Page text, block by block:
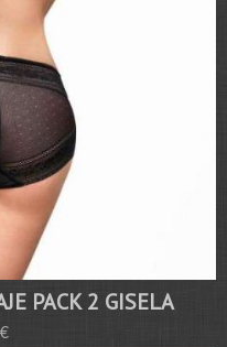
PACK 2 GISELA